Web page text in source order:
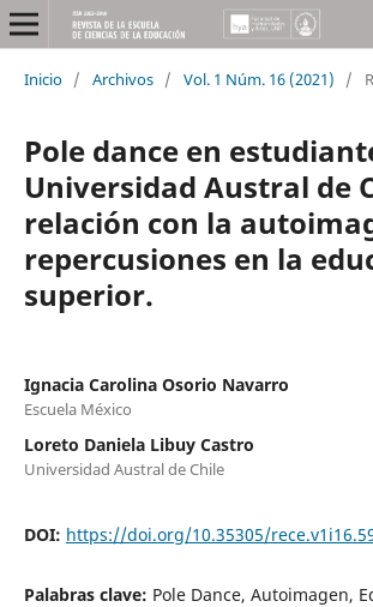
Inicio / Archivos / Vol. 1 Núm. 16 (2021) /
Pole dance en
Universidad Austral de
relación con la
repercusiones en la
superior.
Ignacia Carolina Osorio Navarro
Escuela México
Loreto Daniela Libuy Castro
Universidad Austral de Chile
DOI: https://doi.org/10.35305/
Palabras clave: Pole Dance, Autoimagen,